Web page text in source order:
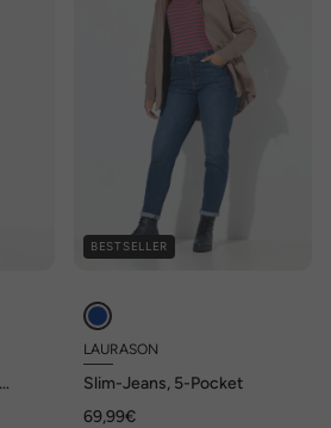
BESTSELLER
LAURASON
Slim-Jeans, 5-Pocket
69,99€